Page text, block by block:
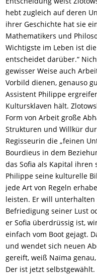
hebt zugleich auf deren
ihrer Geschichte hat sie
Mathematikers und
Wichtigste im Leben ist
entscheidet darüber.“
gewisser Weise auch
Vorbild dienen, genauso
Assistent Philippe
Kultursklaven hält.
Form von Arbeit große
Strukturen und Willkür
Regisseurin die „feinen
Bourdieus in dem
das Sofia als Kapital
Philippe seine kulturelle
jede Art von Regeln
leisten. Er will
Befriedigung seiner Lust
er Sofia überdrüssig ist,
einfach vom Boot gejagt.
und wendet sich neuen
gereift, weiß Naïma
Der ist jetzt selbstgewählt.